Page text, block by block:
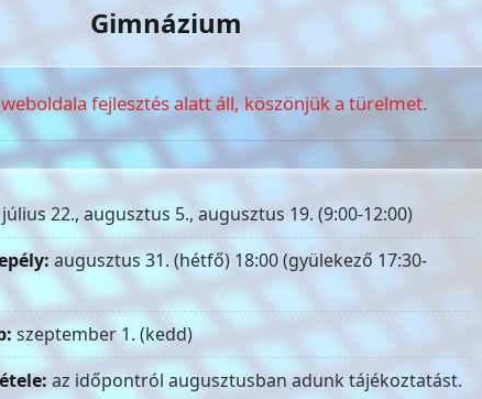
Gimnázium
fejlesztés alatt áll, köszönjük a türelmet.
július 22., augusztus 5., augusztus 19. (9:00-12:00)
augusztus 31. (hétfő) 18:00 (gyülekező 17:30-
szeptember 1. (kedd)
az időpontról augusztusban adunk tájékoztatást.